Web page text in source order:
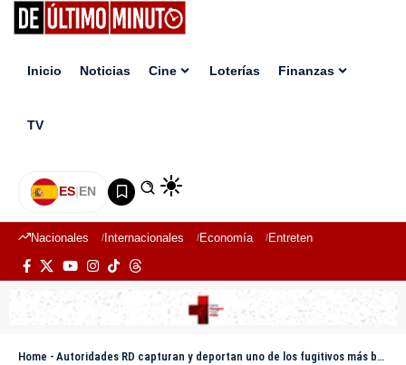
Inicio Noticias Cine Loterías Finanzas
TV
ES|EN
Nacionales Internacionales Economía Entretenimiento
Home - Autoridades RD capturan y deportan uno de los fugitivos más buscados en Panamá